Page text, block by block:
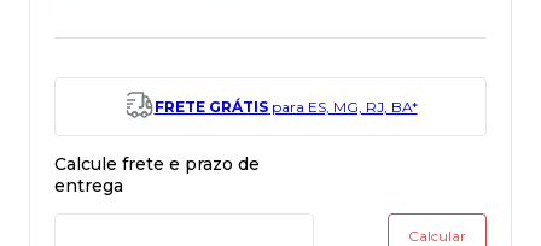
FRETE GRÁTISpara ES, MG, RJ, BA*